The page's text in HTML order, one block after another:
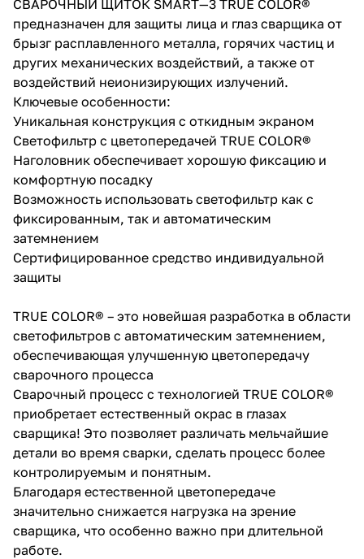
СВАРОЧНЫЙ ЩИТОК SMART—3 TRUE COLOR®
предназначен для защиты лица и глаз сварщика от
брызг расплавленного металла, горячих частиц и
других механических воздействий, а также от
воздействий неионизирующих излучений.
Ключевые особенности:
Уникальная конструкция с откидным экраном
Светофильтр с цветопередачей TRUE COLOR®
Наголовник обеспечивает хорошую фиксацию и
комфортную посадку
Возможность использовать светофильтр как с
фиксированным, так и автоматическим
затемнением
Сертифицированное средство индивидуальной
защиты
TRUE COLOR® – это новейшая разработка в области
светофильтров с автоматическим затемнением,
обеспечивающая улучшенную цветопередачу
сварочного процесса
Сварочный процесс с технологией TRUE COLOR®
приобретает естественный окрас в глазах
сварщика! Это позволяет различать мельчайшие
детали во время сварки, сделать процесс более
контролируемым и понятным.
Благодаря естественной цветопередаче
значительно снижается нагрузка на зрение
сварщика, что особенно важно при длительной
работе.
раз в 2 недели